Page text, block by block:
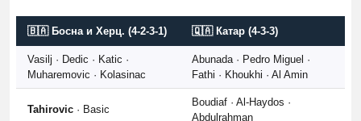
🇧🇦 Босна и Херц. (4-2-3-1) 🇶🇦 Катар (4-3-3)
Vasilj · Dedic · Katic ·
Muharemovic · Kolasinac
Abunada · Pedro Miguel ·
Fathi · Khoukhi · Al Amin
Tahirovic · Basic
Boudiaf · Al-Haydos ·
Abdulrahman